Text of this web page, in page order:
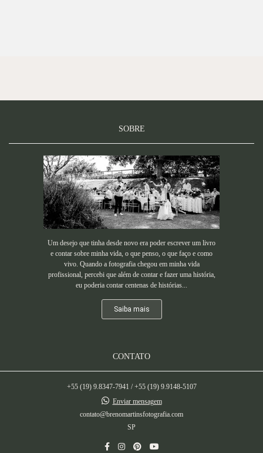
SOBRE
Um desejo que tinha desde novo era poder escrever um livro
e contar sobre minha vida, o que penso, o que faço e como
vivo. Quando a fotografia chegou em minha vida
profissional, percebi que além de contar e fazer uma história,
eu poderia contar centenas de histórias...
Saiba mais
CONTATO
+55 (19) 9.8347-7941 / +55 (19) 9.9148-5107
Enviar mensagem
contato@brenomartinsfotografia.com
SP